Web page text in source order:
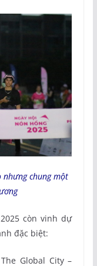
nhưng chung một
còn vinh dự
đặc biệt:
Global City –